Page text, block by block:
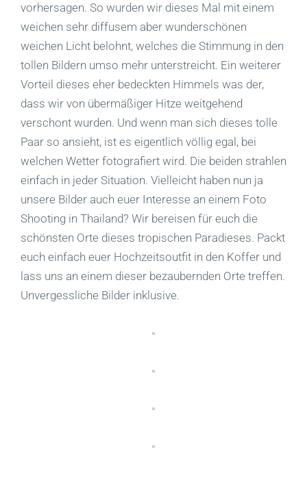
vorhersagen. So wurden wir dieses Mal mit einem
weichen sehr diffusem aber wunderschönen
weichen Licht belohnt, welches die Stimmung in den
tollen Bildern umso mehr unterstreicht. Ein weiterer
Vorteil dieses eher bedeckten Himmels was der,
dass wir von übermäßiger Hitze weitgehend
verschont wurden. Und wenn man sich dieses tolle
Paar so ansieht, ist es eigentlich völlig egal, bei
welchen Wetter fotografiert wird. Die beiden strahlen
einfach in jeder Situation. Vielleicht haben nun ja
unsere Bilder auch euer Interesse an einem Foto
Shooting in Thailand? Wir bereisen für euch die
schönsten Orte dieses tropischen Paradieses. Packt
euch einfach euer Hochzeitsoutfit in den Koffer und
lass uns an einem dieser bezaubernden Orte treffen.
Unvergessliche Bilder inklusive.